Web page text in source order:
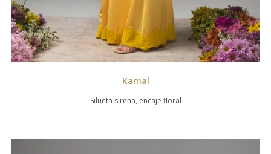
Kamal
Silueta sirena, encaje floral